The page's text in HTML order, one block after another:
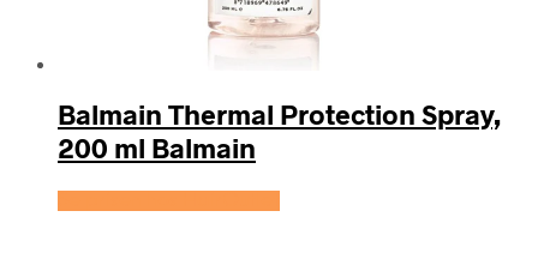
Balmain Thermal Protection Spray,
200 ml Balmain